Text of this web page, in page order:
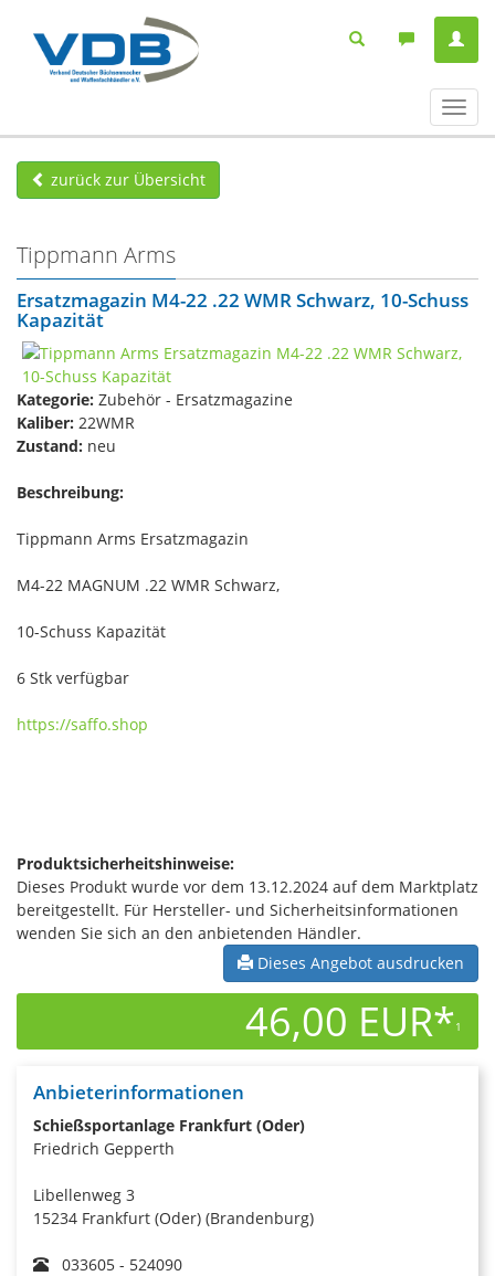
ein-/
zurück zur Übersicht
Tippmann Arms
Ersatzmagazin M4-22 .22 WMR Schwarz, 10-Schuss
Kapazität
Kategorie: Zubehör - Ersatzmagazine
Kaliber: 22WMR
Zustand: neu
Beschreibung:
Tippmann Arms Ersatzmagazin
M4-22 MAGNUM .22 WMR Schwarz,
10-Schuss Kapazität
6 Stk verfügbar
https://saffo.shop
Produktsicherheitshinweise:
Dieses Produkt wurde vor dem 13.12.2024 auf dem Marktplatz
bereitgestellt. Für Hersteller- und Sicherheitsinformationen
wenden Sie sich an den anbietenden Händler.
Dieses Angebot ausdrucken
46,00 EUR*1
Anbieterinformationen
Schießsportanlage Frankfurt (Oder)
Friedrich Gepperth
Libellenweg 3
15234 Frankfurt (Oder) (Brandenburg)
033605 - 524090